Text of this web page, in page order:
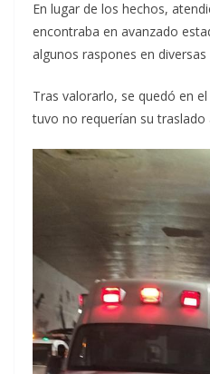
En lugar de los hechos,
encontraba en avanzado
algunos raspones en
Tras valorarlo, se quedó en
tuvo no requerían su traslado